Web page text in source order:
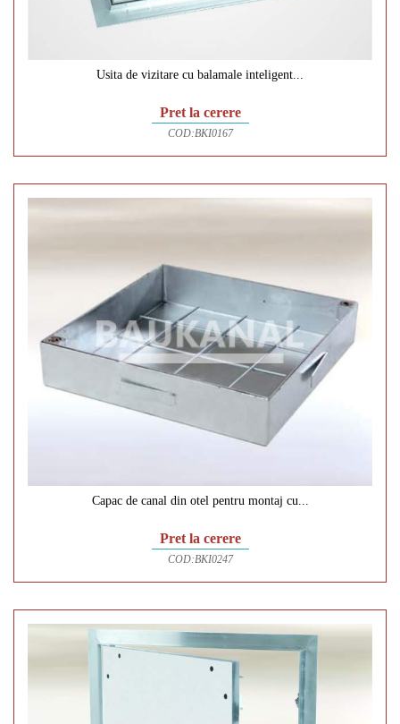
Usita de vizitare cu balamale inteligent...
Pret la cerere
COD:BKI0167
Capac de canal din otel pentru montaj cu...
Pret la cerere
COD:BKI0247